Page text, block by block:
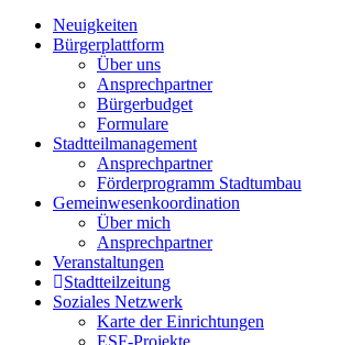
Neuigkeiten
Bürgerplattform
Über uns
Ansprechpartner
Bürgerbudget
Formulare
Stadtteilmanagement
Ansprechpartner
Förderprogramm Stadtumbau
Gemeinwesenkoordination
Über mich
Ansprechpartner
Veranstaltungen
Stadtteilzeitung
Soziales Netzwerk
Karte der Einrichtungen
ESF-Projekte